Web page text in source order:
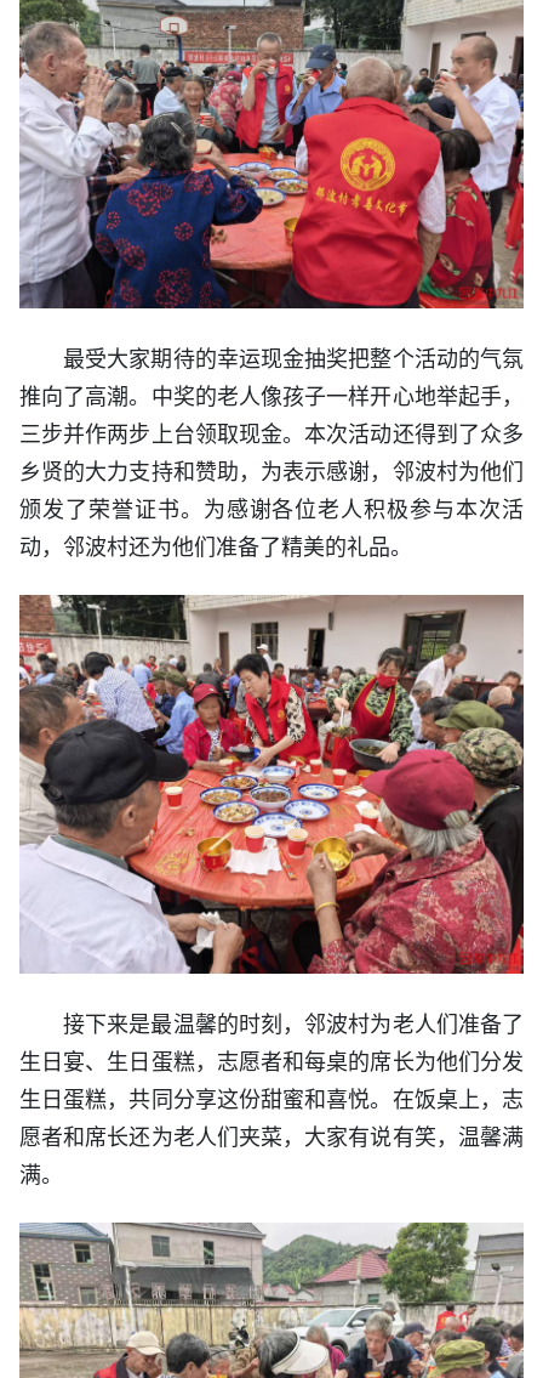
最受大家期待的幸运现金抽奖把整个活动的气氛
推向了高潮。中奖的老人像孩子一样开心地举起手，
三步并作两步上台领取现金。本次活动还得到了众多
乡贤的大力支持和赞助，为表示感谢，邻波村为他们
颁发了荣誉证书。为感谢各位老人积极参与本次活
动，邻波村还为他们准备了精美的礼品。
接下来是最温馨的时刻，邻波村为老人们准备了
生日宴、生日蛋糕，志愿者和每桌的席长为他们分发
生日蛋糕，共同分享这份甜蜜和喜悦。在饭桌上，志
愿者和席长还为老人们夹菜，大家有说有笑，温馨满
满。